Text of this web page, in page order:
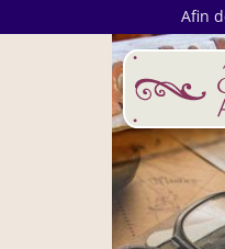
Afin